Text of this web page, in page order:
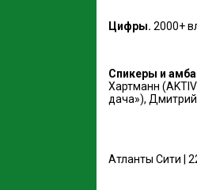
Цифры. 2000+
Спикеры и
Хартманн
дача»), Дмитрий
Атланты Сити |